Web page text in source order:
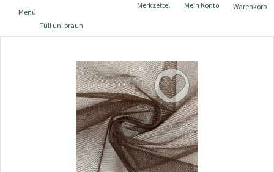
Warenkorb
Merkzettel Mein Konto
Menü
Tüll uni braun